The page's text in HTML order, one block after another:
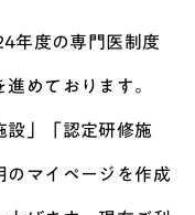
年度の専門医制度
めております。
」「認定研修施
のマイページを作成